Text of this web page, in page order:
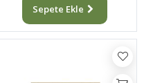
Sepete Ekle